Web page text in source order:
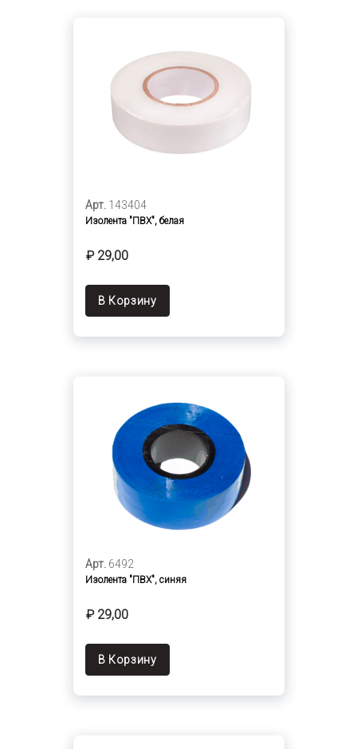
Арт. 143404
Изолента "ПВХ", белая
₽ 29,00
В Корзину
Арт. 6492
Изолента "ПВХ", синяя
₽ 29,00
В Корзину